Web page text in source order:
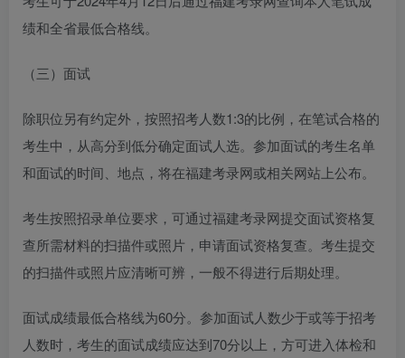
绩和全省最低合格线。
（三）面试
除职位另有约定外，按照招考人数1:3的比例，在笔试合格的
考生中，从高分到低分确定面试人选。参加面试的考生名单
和面试的时间、地点，将在福建考录网或相关网站上公布。
考生按照招录单位要求，可通过福建考录网提交面试资格复
查所需材料的扫描件或照片，申请面试资格复查。考生提交
的扫描件或照片应清晰可辨，一般不得进行后期处理。
面试成绩最低合格线为60分。参加面试人数少于或等于招考
人数时，考生的面试成绩应达到70分以上，方可进入体检和